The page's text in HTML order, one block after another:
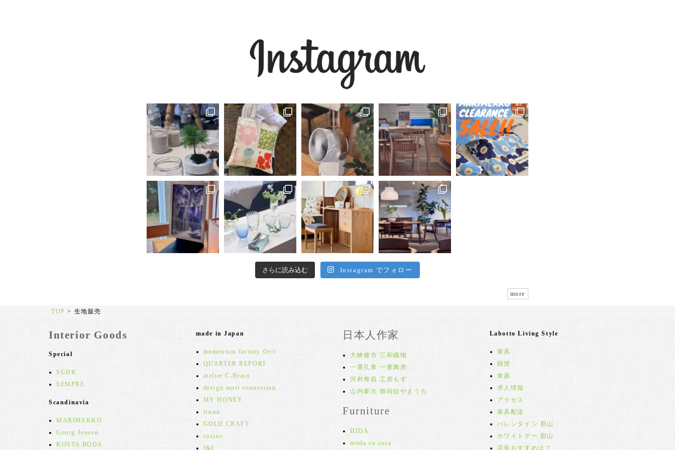
さらに読み込む Instagram でフォロー
more
TOP > 生地販売
Interior Goods
Special
SGHR
SEMPRE
Scandinavia
MARIMEKKO
Georg Jensen
KOSTA BODA
made in Japan
momentum factory Orii
QUARTER REPORT
atelier C-Brain
design mori connection
MY HONEY
iiwan
GOLD CRAFT
cosine
f&f
日本人作家
大峡健市 三和織物
一重孔希 一重陶房
河村寿昌 工房もず
山内泰次 御蒔絵やまうち
Furniture
HIDA
moda en casa
Labotto Living Style
家具
雑貨
食器
求人情報
アクセス
家具配送
バレンタイン 郡山
ホワイトデー 郡山
店長おすすめは？